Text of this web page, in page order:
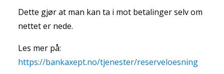
Dette gjør at man kan ta i mot betalinger selv om
nettet er nede.
Les mer på:
https://bankaxept.no/tjenester/reserveloesning